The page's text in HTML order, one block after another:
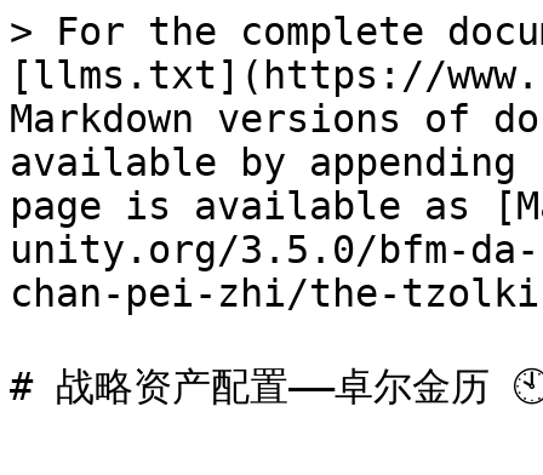
> For the complete
[llms.txt](https://
Markdown versions of
available by
page is available as
unity.org/3.5.0/bfm-
chan-pei-zhi/the-
# 战略资产配置——卓尔金历